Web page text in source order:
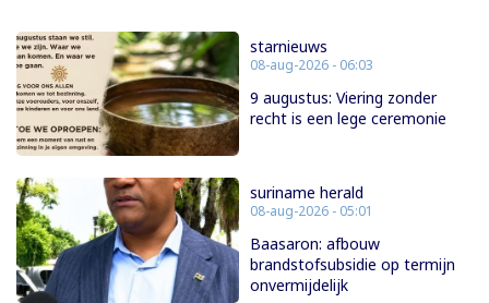
starnieuws
08-aug-2026 - 06:03
9 augustus: Viering zonder
recht is een lege ceremonie
suriname herald
08-aug-2026 - 05:01
Baasaron: afbouw
brandstofsubsidie op termijn
onvermijdelijk